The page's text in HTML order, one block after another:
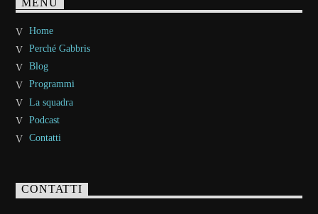
MENU
Home
Perché Gabbris
Blog
Programmi
La squadra
Podcast
Contatti
CONTATTI